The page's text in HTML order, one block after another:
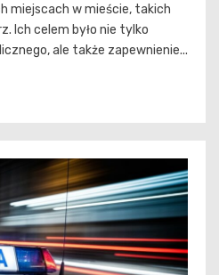
miejscach w mieście, takich
Ich celem było nie tylko
ale także zapewnienie...